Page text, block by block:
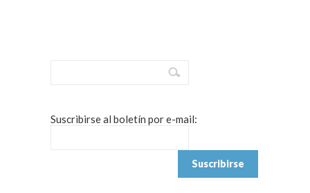
Suscribirse al boletín por e-mail: